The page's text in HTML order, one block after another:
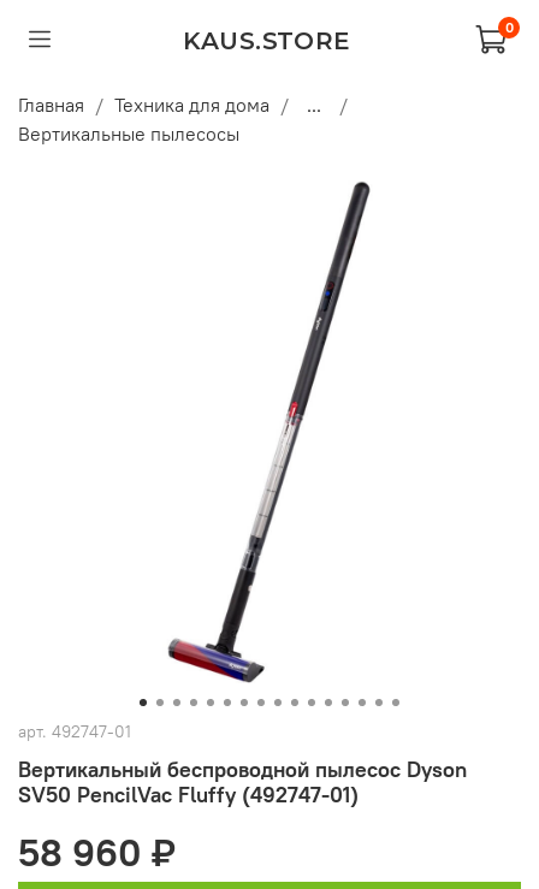
KAUS.STORE 0
Главная Техника для дома
...
Вертикальные пылесосы
арт. 492747-01
Вертикальный беспроводной пылесос Dyson
SV50 PencilVac Fluffy (492747-01)
58 960 ₽